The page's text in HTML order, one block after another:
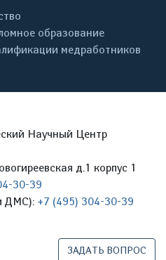
образование
медработников
Научный Центр
д.1 корпус 1
30-39
ДМС): +7 (495) 304-30-39
ЗАДАТЬ ВОПРОС